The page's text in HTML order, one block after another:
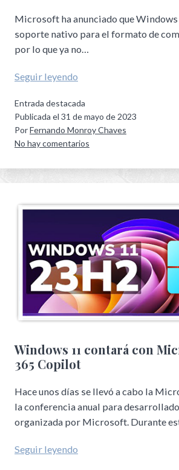
Microsoft ha anunciado que
soporte nativo para el formato de
por lo que ya no…
Seguir leyendo
Entrada destacada
Publicada el 31 de mayo de 2023
PorFernando Monroy Chaves
No hay comentarios
Windows 11 contará con
365 Copilot
Hace unos días se llevó a cabo la
la conferencia anual para
organizada por Microsoft. Durante
Seguir leyendo